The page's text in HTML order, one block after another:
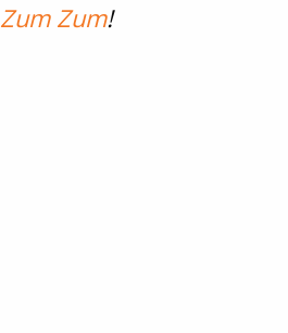
Zum Zum!